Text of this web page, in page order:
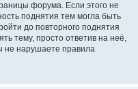
форума. Если этого не
поднятия тем могла быть
до повторного поднятия
тему, просто ответив на неё,
не нарушаете правила